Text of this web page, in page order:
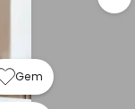
Gem